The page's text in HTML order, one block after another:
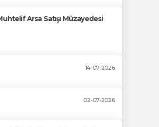
Arsa Satışı Müzayedesi
14-07-2026
02-07-2026